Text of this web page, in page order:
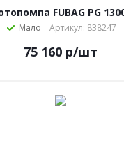
FUBAG PG
Мало Артикул: 838247
75 160 р/шт